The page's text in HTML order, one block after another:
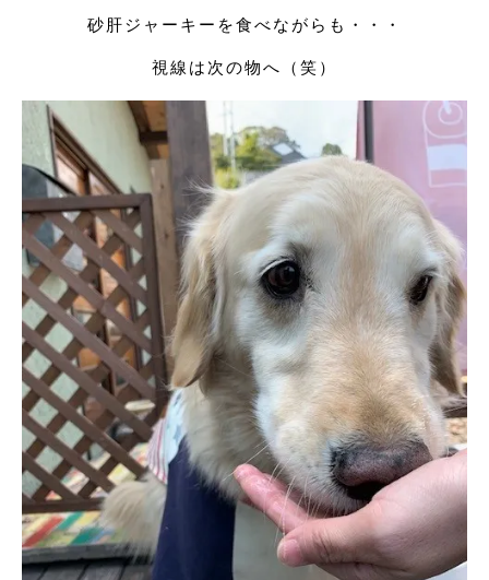
砂肝ジャーキーを食べながらも・・・
視線は次の物へ（笑）